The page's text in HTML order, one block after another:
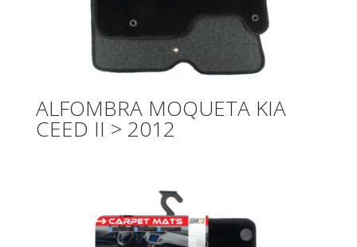
ALFOMBRA MOQUETA KIA
CEED II > 2012